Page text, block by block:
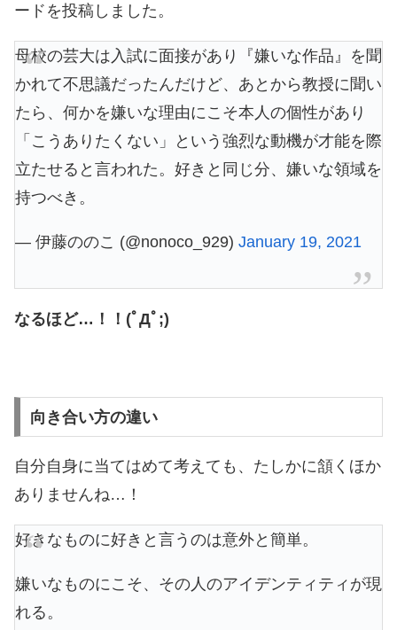
ードを投稿しました。
母校の芸大は入試に面接があり『嫌いな作品』を聞
かれて不思議だったんだけど、あとから教授に聞い
たら、何かを嫌いな理由にこそ本人の個性があり
「こうありたくない」という強烈な動機が才能を際
立たせると言われた。好きと同じ分、嫌いな領域を
持つべき。
— 伊藤ののこ (@nonoco_929) January 19, 2021
なるほど…！！(ﾟДﾟ;)
向き合い方の違い
自分自身に当てはめて考えても、たしかに頷くほか
ありませんね…！
好きなものに好きと言うのは意外と簡単。
嫌いなものにこそ、その人のアイデンティティが現
れる。